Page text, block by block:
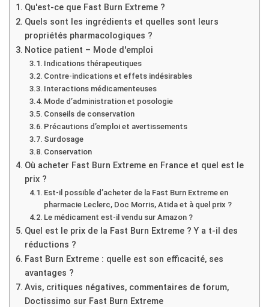
Qu'est-ce que Fast Burn Extreme ?
Quels sont les ingrédients et quelles sont leurs
propriétés pharmacologiques ?
Notice patient – Mode d'emploi
Indications thérapeutiques
Contre-indications et effets indésirables
Interactions médicamenteuses
Mode d’administration et posologie
Conseils de conservation
Précautions d’emploi et avertissements
Surdosage
Conservation
Où acheter Fast Burn Extreme en France et quel est le
prix ?
Est-il possible d’acheter de la Fast Burn Extreme en
pharmacie Leclerc, Doc Morris, Atida et à quel prix ?
Le médicament est-il vendu sur Amazon ?
Quel est le prix de la Fast Burn Extreme ? Y a t-il des
réductions ?
Fast Burn Extreme : quelle est son efficacité, ses
avantages ?
Avis, critiques négatives, commentaires de forum,
Doctissimo sur Fast Burn Extreme